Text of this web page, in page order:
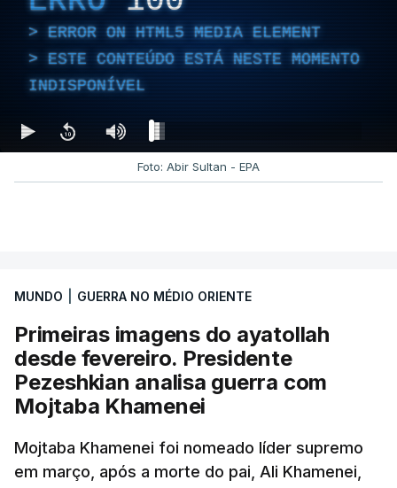
ERROR ON HTML5 MEDIA ELEMENT
ESTE CONTEÚDO ESTÁ NESTE MOMENTO
INDISPONÍVEL
Foto: Abir Sultan - EPA
MUNDO GUERRA NO MÉDIO ORIENTE
Primeiras imagens do ayatollah
desde fevereiro. Presidente
Pezeshkian analisa guerra com
Mojtaba Khamenei
Mojtaba Khamenei foi nomeado líder supremo
em março, após a morte do pai, Ali Khamenei,